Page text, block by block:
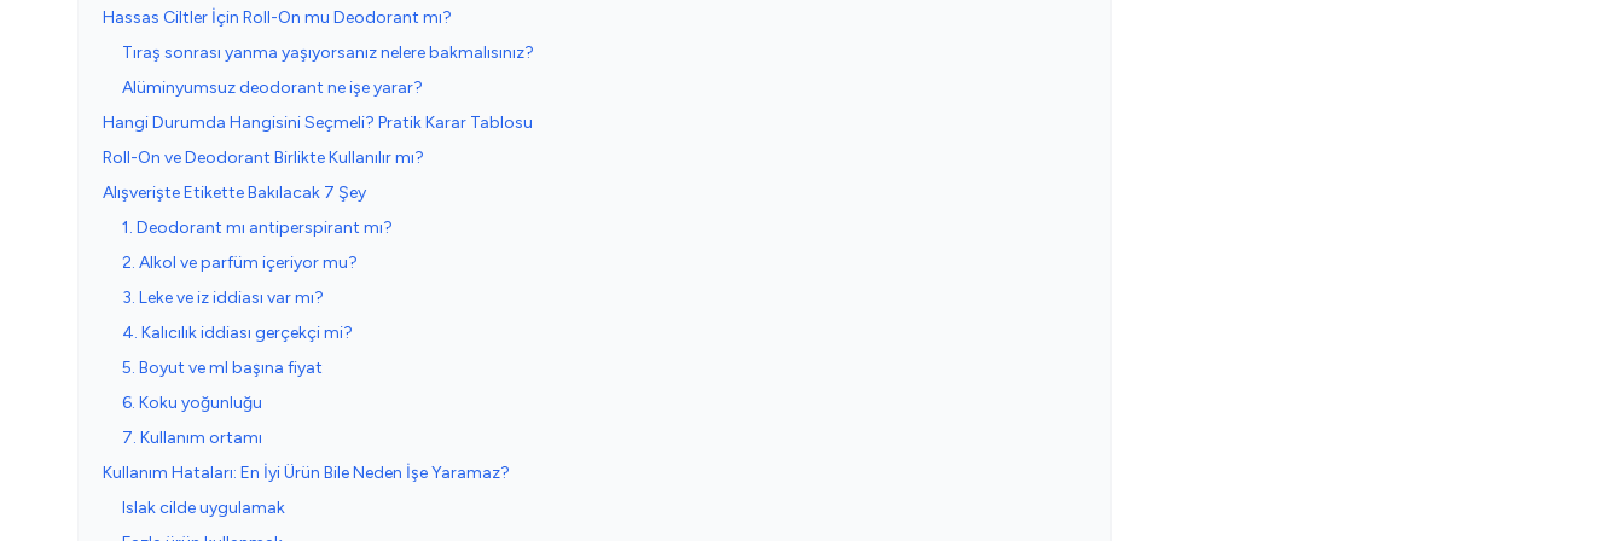
Hassas Ciltler İçin Roll-On mu Deodorant mı?
Tıraş sonrası yanma yaşıyorsanız nelere bakmalısınız?
Alüminyumsuz deodorant ne işe yarar?
Hangi Durumda Hangisini Seçmeli? Pratik Karar Tablosu
Roll-On ve Deodorant Birlikte Kullanılır mı?
Alışverişte Etikette Bakılacak 7 Şey
1. Deodorant mı antiperspirant mı?
2. Alkol ve parfüm içeriyor mu?
3. Leke ve iz iddiası var mı?
4. Kalıcılık iddiası gerçekçi mi?
5. Boyut ve ml başına fiyat
6. Koku yoğunluğu
7. Kullanım ortamı
Kullanım Hataları: En İyi Ürün Bile Neden İşe Yaramaz?
Islak cilde uygulamak